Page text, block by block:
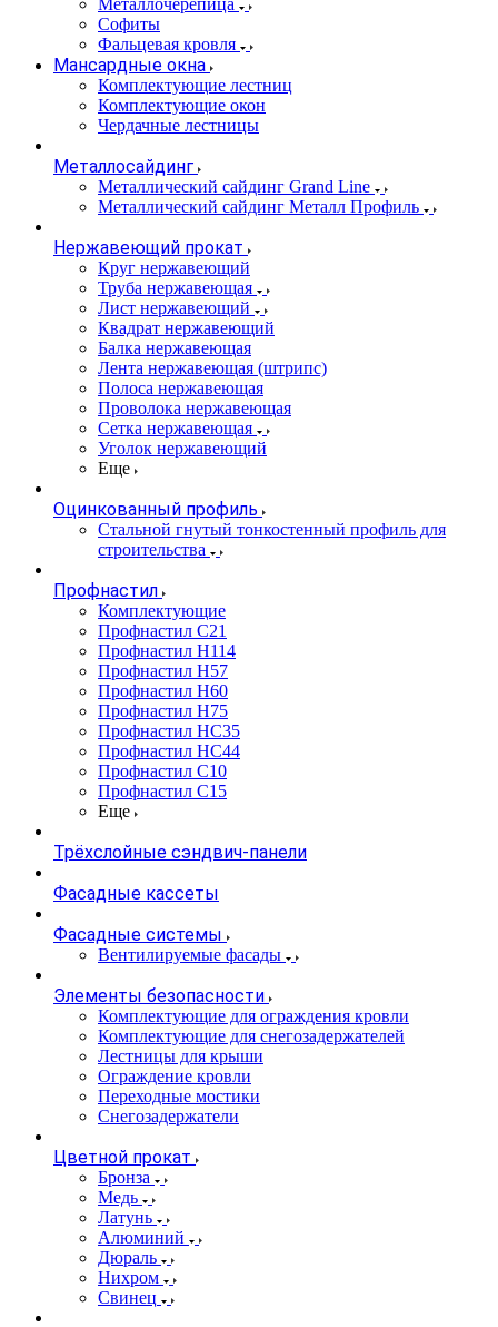
Металлочерепица
Софиты
Фальцевая кровля
Мансардные окна
Комплектующие лестниц
Комплектующие окон
Чердачные лестницы
Металлосайдинг
Металлический сайдинг Grand Line
Металлический сайдинг Металл Профиль
Нержавеющий прокат
Круг нержавеющий
Труба нержавеющая
Лист нержавеющий
Квадрат нержавеющий
Балка нержавеющая
Лента нержавеющая (штрипс)
Полоса нержавеющая
Проволока нержавеющая
Сетка нержавеющая
Уголок нержавеющий
Еще
Оцинкованный профиль
Стальной гнутый тонкостенный профиль для
строительства
Профнастил
Комплектующие
Профнастил C21
Профнастил Н114
Профнастил Н57
Профнастил Н60
Профнастил Н75
Профнастил НС35
Профнастил НС44
Профнастил С10
Профнастил С15
Еще
Трёхслойные сэндвич-панели
Фасадные кассеты
Фасадные системы
Вентилируемые фасады
Элементы безопасности
Комплектующие для ограждения кровли
Комплектующие для снегозадержателей
Лестницы для крыши
Ограждение кровли
Переходные мостики
Снегозадержатели
Цветной прокат
Бронза
Медь
Латунь
Алюминий
Дюраль
Нихром
Свинец